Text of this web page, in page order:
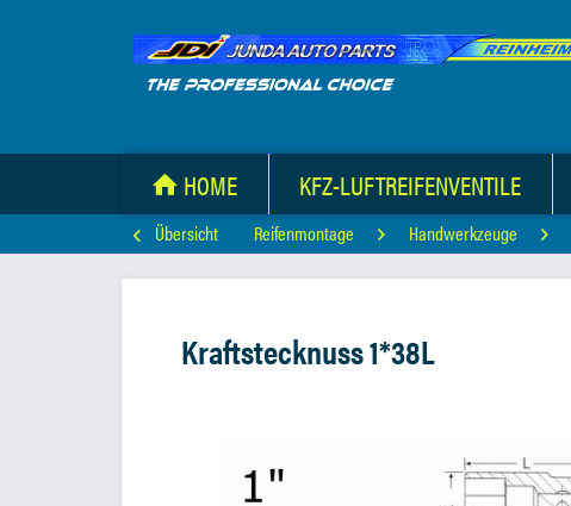
HOME KFZ-LUFTREIFENVENTILE
Übersicht Reifenmontage Handwerkzeuge
Kraftstecknuss 1*38L